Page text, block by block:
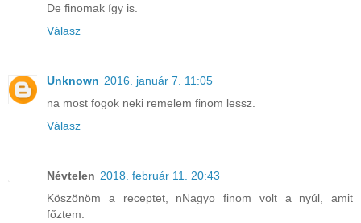
De finomak így is.
Válasz
Unknown 2016. január 7. 11:05
na most fogok neki remelem finom lessz.
Válasz
Névtelen 2018. február 11. 20:43
Köszönöm a receptet, nNagyo finom volt a nyúl, amit
főztem.